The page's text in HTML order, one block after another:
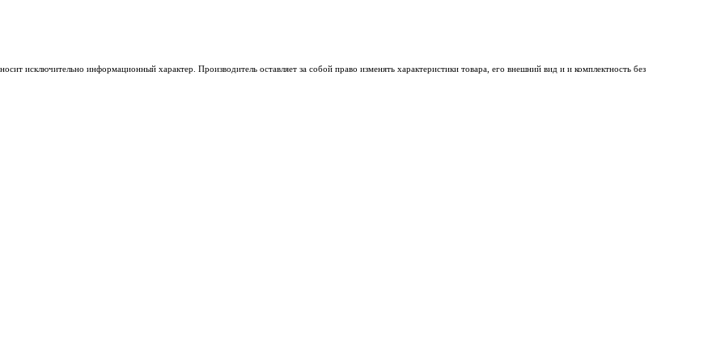
исключительно информационный характер. Производитель оставляет за собой право изменять характеристики товара, его внешний вид и и комплектность без